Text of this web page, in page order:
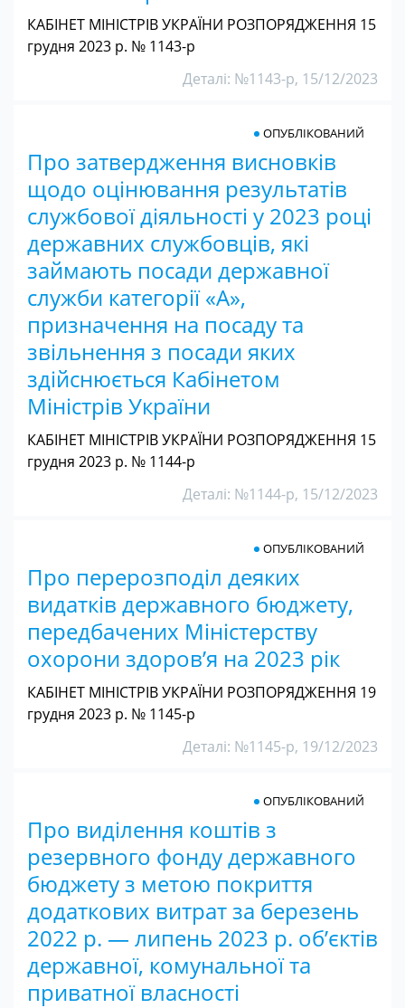
КАБІНЕТ МІНІСТРІВ УКРАЇНИ РОЗПОРЯДЖЕННЯ 15
грудня 2023 р. № 1143-р
Деталі: №1143-р, 15/12/2023
Про затвердження висновків
щодо оцінювання результатів
службової діяльності у 2023 році
державних службовців, які
займають посади державної
служби категорії «А»,
призначення на посаду та
звільнення з посади яких
здійснюється Кабінетом
Міністрів України
ОПУБЛІКОВАНИЙ
КАБІНЕТ МІНІСТРІВ УКРАЇНИ РОЗПОРЯДЖЕННЯ 15
грудня 2023 р. № 1144-р
Деталі: №1144-р, 15/12/2023
Про перерозподіл деяких
видатків державного бюджету,
передбачених Міністерству
охорони здоров’я на 2023 рік
ОПУБЛІКОВАНИЙ
КАБІНЕТ МІНІСТРІВ УКРАЇНИ РОЗПОРЯДЖЕННЯ 19
грудня 2023 р. № 1145-р
Деталі: №1145-р, 19/12/2023
Про виділення коштів з
резервного фонду державного
бюджету з метою покриття
додаткових витрат за березень
2022 р. — липень 2023 р. об’єктів
державної, комунальної та
приватної власності
ОПУБЛІКОВАНИЙ